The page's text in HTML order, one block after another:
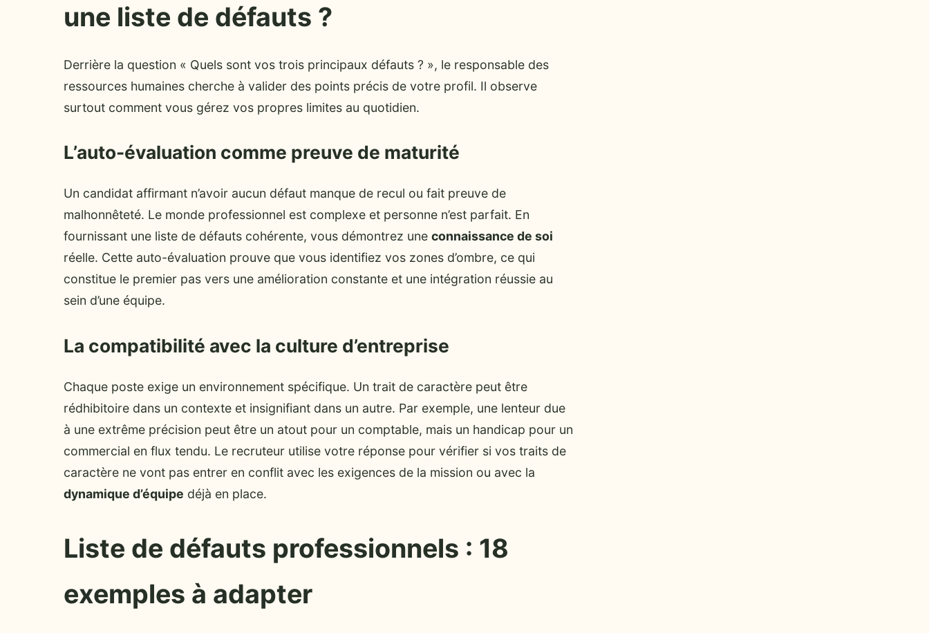
une liste de défauts ?
Derrière la question « Quels sont vos trois principaux défauts ? », le responsable des
ressources humaines cherche à valider des points précis de votre profil. Il observe
surtout comment vous gérez vos propres limites au quotidien.
L’auto-évaluation comme preuve de maturité
Un candidat affirmant n’avoir aucun défaut manque de recul ou fait preuve de
malhonnêteté. Le monde professionnel est complexe et personne n’est parfait. En
fournissant une liste de défauts cohérente, vous démontrez une connaissance de soi
réelle. Cette auto-évaluation prouve que vous identifiez vos zones d’ombre, ce qui
constitue le premier pas vers une amélioration constante et une intégration réussie au
sein d’une équipe.
La compatibilité avec la culture d’entreprise
Chaque poste exige un environnement spécifique. Un trait de caractère peut être
rédhibitoire dans un contexte et insignifiant dans un autre. Par exemple, une lenteur due
à une extrême précision peut être un atout pour un comptable, mais un handicap pour un
commercial en flux tendu. Le recruteur utilise votre réponse pour vérifier si vos traits de
caractère ne vont pas entrer en conflit avec les exigences de la mission ou avec la
dynamique d’équipe déjà en place.
Liste de défauts professionnels : 18
exemples à adapter